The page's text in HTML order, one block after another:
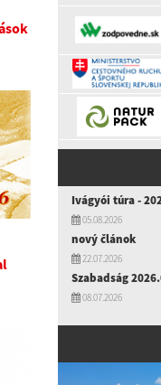
Ivágyói túra -
05.08.2026
nový článok
22.07.2026
Szabadság
08.07.2026